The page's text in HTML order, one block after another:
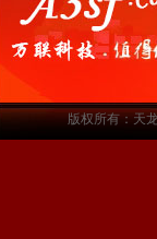
版权所有：天